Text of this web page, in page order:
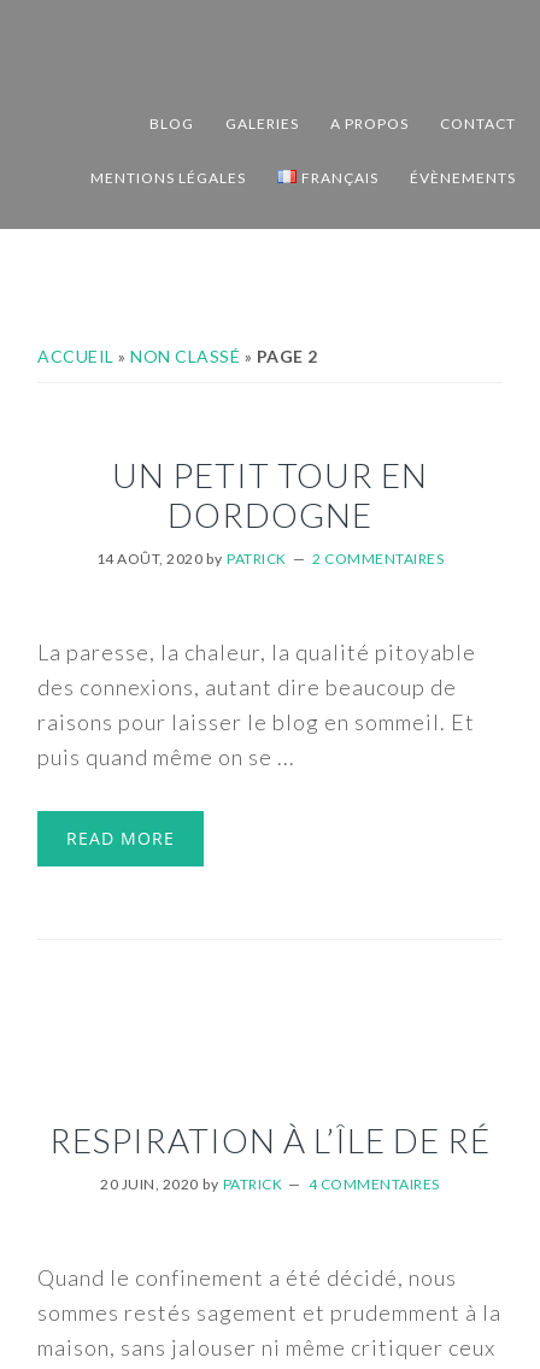
BLOG GALERIES A PROPOS CONTACT
MENTIONS LÉGALES FRANÇAIS ÉVÈNEMENTS
ACCUEIL »NON CLASSÉ » PAGE 2
UN PETIT TOUR EN
DORDOGNE
14 AOÛT, 2020 byPATRICK 2 COMMENTAIRES
La paresse, la chaleur, la qualité pitoyable
des connexions, autant dire beaucoup de
raisons pour laisser le blog en sommeil. Et
puis quand même on se ...
READ MORE
RESPIRATION À L’ÎLE DE RÉ
20 JUIN, 2020 by PATRICK 4 COMMENTAIRES
Quand le confinement a été décidé, nous
sommes restés sagement et prudemment à la
maison, sans jalouser ni même critiquer ceux